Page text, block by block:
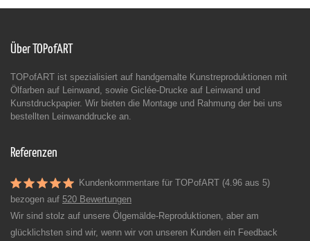
Über TOPofART
TOPofART ist spezialisiert auf handgemalte Kunstreproduktionen mit
Ölfarben auf Leinwand, sowie Giclée-Drucke auf Leinwand und
Kunstdruckpapier. Wir bieten die Montage und Rahmung der bei uns
bestellten Leinwanddrucke an.
Referenzen
Kundenkommentare für TOPofART (4.96 aus 5)
bezogen auf 520 Bewertungen
Wir sind stolz auf unsere Ölgemälde-Reproduktionen, aber am
glücklichsten sind wir, wenn wir von unseren Kunden ein Feedback